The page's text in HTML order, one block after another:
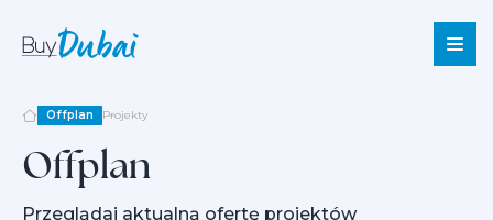
Offplan Projekty
Offplan
Przeglądaj aktualną ofertę projektów